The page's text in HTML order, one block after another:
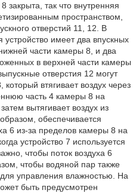
закрыта, так что внутренняя
пространством,
отверстий 11, 12. В
имеет два впускных
части камеры 8, и два
в верхней части камеры
отверстия 12 могут
втягивает воздух через
часть 4 камеры 8 на
вытягивает воздух из
обеспечивается
6 из-за пределов камеры 8 на
устройство 7 используется
чтобы поток воздуха 6
чтобы водяной пар также
управления влажностью. На
быть предусмотрен